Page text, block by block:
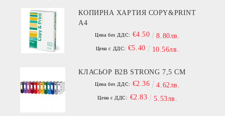
КОПИРНА ХАРТИЯ COPY&PRINT
A4
Цена без ДДС: €4.50 8.80лв.
Цена с ДДС: €5.40 10.56лв.
КЛАСЬОР B2B STRONG 7,5 СМ
Цена без ДДС: €2.36 4.62лв.
Цена с ДДС: €2.83 5.53лв.